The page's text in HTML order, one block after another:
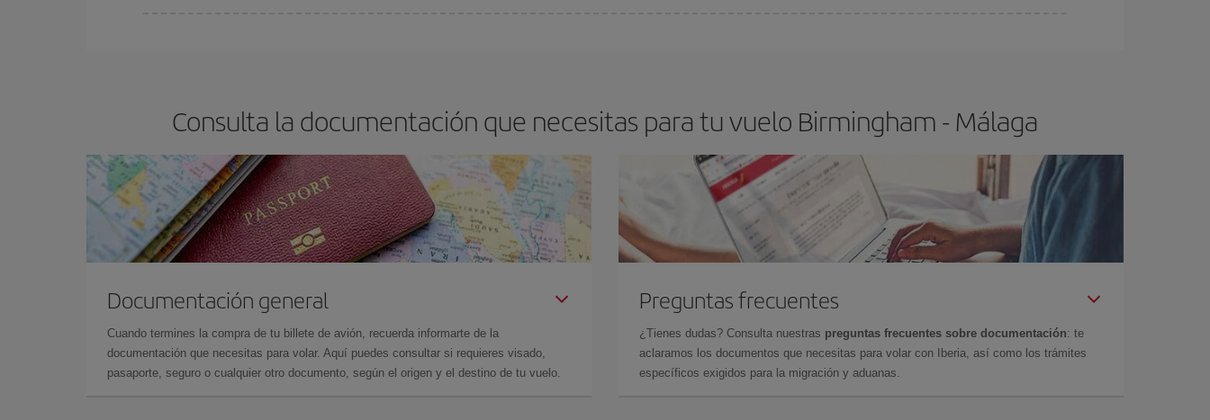
Consulta la documentación que necesitas para tu vuelo Birmingham - Málaga
Documentación general
Cuando termines la compra de tu billete de avión, recuerda informarte de la
documentación que necesitas para volar. Aquí puedes consultar si requieres visado,
pasaporte, seguro o cualquier otro documento, según el origen y el destino de tu vuelo.
Preguntas frecuentes
¿Tienes dudas? Consulta nuestras preguntas frecuentes sobre documentación: te
aclaramos los documentos que necesitas para volar con Iberia, así como los trámites
específicos exigidos para la migración y aduanas.